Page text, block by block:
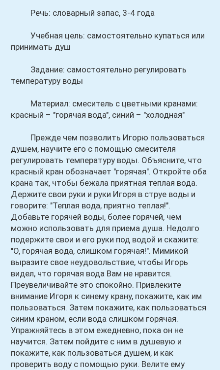
Речь: словарный запас, 3-4 года
Учебная цель: самостоятельно купаться или
принимать душ
Задание: самостоятельно регулировать
температуру воды
Материал: смеситель с цветными кранами:
красный – "горячая вода", синий – "холодная"
Прежде чем позволить Игорю пользоваться
душем, научите его с помощью смесителя
регулировать температуру воды. Объясните, что
красный кран обозначает "горячая". Откройте оба
крана так, чтобы бежала приятная теплая вода.
Держите свои руки и руки Игоря в струе воды и
говорите: "Теплая вода, приятно теплая!".
Добавьте горячей воды, более горячей, чем
можно использовать для приема душа. Недолго
подержите свои и его руки под водой и скажите:
"О, горячая вода, слишком горячая!". Мимикой
выразите свое неудовольствие, чтобы Игорь
видел, что горячая вода Вам не нравится.
Преувеличивайте это спокойно. Привлеките
внимание Игоря к синему крану, покажите, как им
пользоваться. Затем покажите, как пользоваться
синим краном, если вода слишком горячая.
Упражняйтесь в этом ежедневно, пока он не
научится. Затем пойдите с ним в душевую и
покажите, как пользоваться душем, и как
проверить воду с помощью руки. Велите ему